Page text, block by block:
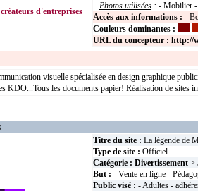
d'entreprises
Photos utilisées : - Mobilier -
Accès aux informations : -
Couleurs dominantes :
URL du concepteur : http://
visuelle spécialisée en design graphique
KDO...Tous les documents papier! Réalisation de sites
Titre du site : La légende de
Type de site : Officiel
Catégorie : Divertissement >
But : - Vente en ligne -
Public visé : - Adultes -